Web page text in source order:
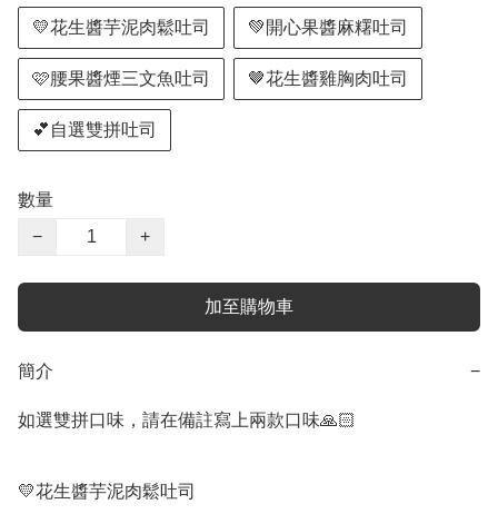
💛花生醬芋泥肉鬆吐司 💚開心果醬麻糬吐司
🩷腰果醬煙三文魚吐司 🤎花生醬雞胸肉吐司
💕自選雙拼吐司
數量
−
+
加至購物車
簡介 −
如選雙拼口味，請在備註寫上兩款口味🙏🏻
💛花生醬芋泥肉鬆吐司